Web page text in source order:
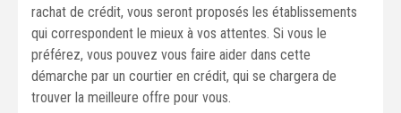
rachat de crédit, vous seront proposés les établissements
qui correspondent le mieux à vos attentes. Si vous le
préférez, vous pouvez vous faire aider dans cette
démarche par un courtier en crédit, qui se chargera de
trouver la meilleure offre pour vous.